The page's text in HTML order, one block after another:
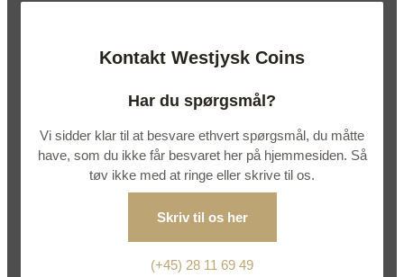
Kontakt Westjysk Coins
Har du spørgsmål?
Vi sidder klar til at besvare ethvert spørgsmål, du måtte
have, som du ikke får besvaret her på hjemmesiden. Så
tøv ikke med at ringe eller skrive til os.
Skriv til os her
(+45) 28 11 69 49